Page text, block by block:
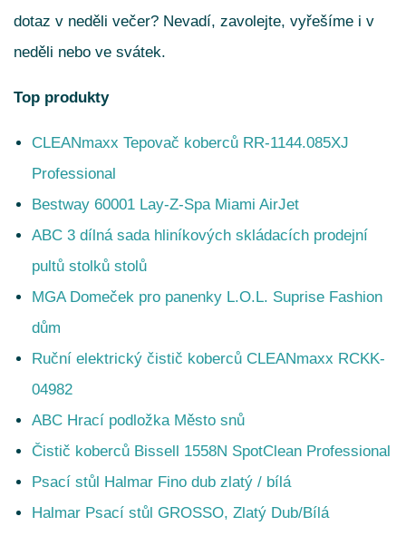
dotaz v neděli večer? Nevadí, zavolejte, vyřešíme i v
neděli nebo ve svátek.
Top produkty
CLEANmaxx Tepovač koberců RR-1144.085XJ
Professional
Bestway 60001 Lay-Z-Spa Miami AirJet
ABC 3 dílná sada hliníkových skládacích prodejní
pultů stolků stolů
MGA Domeček pro panenky L.O.L. Suprise Fashion
dům
Ruční elektrický čistič koberců CLEANmaxx RCKK-
04982
ABC Hrací podložka Město snů
Čistič koberců Bissell 1558N SpotClean Professional
Psací stůl Halmar Fino dub zlatý / bílá
Halmar Psací stůl GROSSO, Zlatý Dub/Bílá